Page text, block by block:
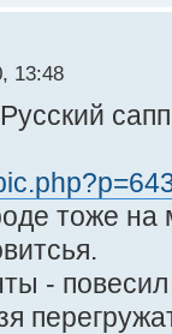
13:48
тоже на
-